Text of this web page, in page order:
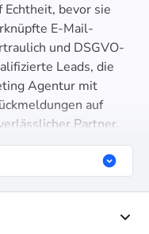
findest,
weitere Kopie
Echtheit, bevor sie
E-Mail-
und DSGVO-
Leads, die
Agentur mit
auf
Partner.